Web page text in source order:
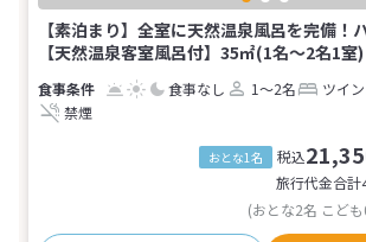
【素泊まり】全室に天然温泉風呂を完備！
【天然温泉客室風呂付】35㎡(1名～2名1室)
食事なし 1～2名 ツイン
禁煙
おとな1名 税込
旅行代金合計
(おとな2名 こど